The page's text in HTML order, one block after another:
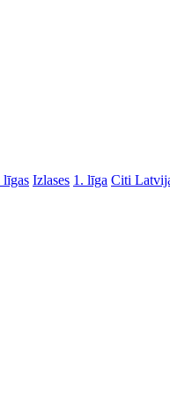
līgas Izlases 1. līga Citi